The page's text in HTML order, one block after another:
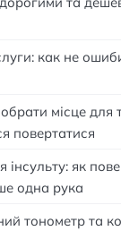
как не
місце для
повертатися
інсульту: як
одна рука
тонометр та